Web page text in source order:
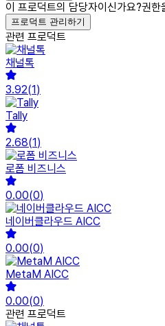
이 프로덕트의 담당자이신가요?권한
프로덕트 관리하기
관련 프로덕트
채널톡
3.92(1)
Tally
2.68(1)
로폼 비즈니스
0.00(0)
네이버클라우드 AICC
0.00(0)
MetaM AICC
0.00(0)
관련 프로덕트